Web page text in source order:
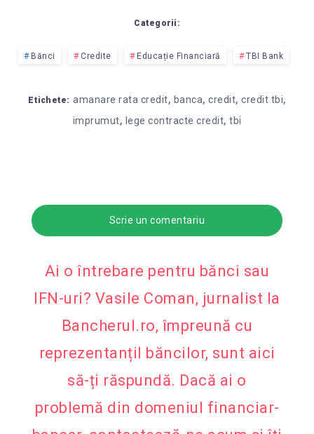
Categorii:
Bănci Credite Educație Financiară TBI Bank
Etichete: amanare rata credit, banca,credit,credit tbi,
imprumut, lege contracte credit, tbi
Scrie un comentariu
Ai o întrebare pentru bănci sau
IFN-uri? Vasile Coman, jurnalist la
Bancherul.ro, împreună cu
reprezentanțiI băncilor, sunt aici
să-ți răspundă. Dacă ai o
problemă din domeniul financiar-